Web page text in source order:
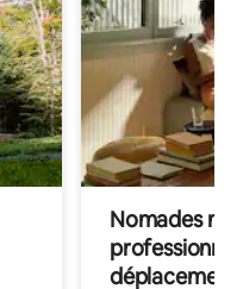
Nomades
déplacement